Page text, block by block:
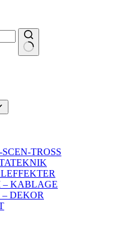
TROSS
– KABLAGE
DEKOR